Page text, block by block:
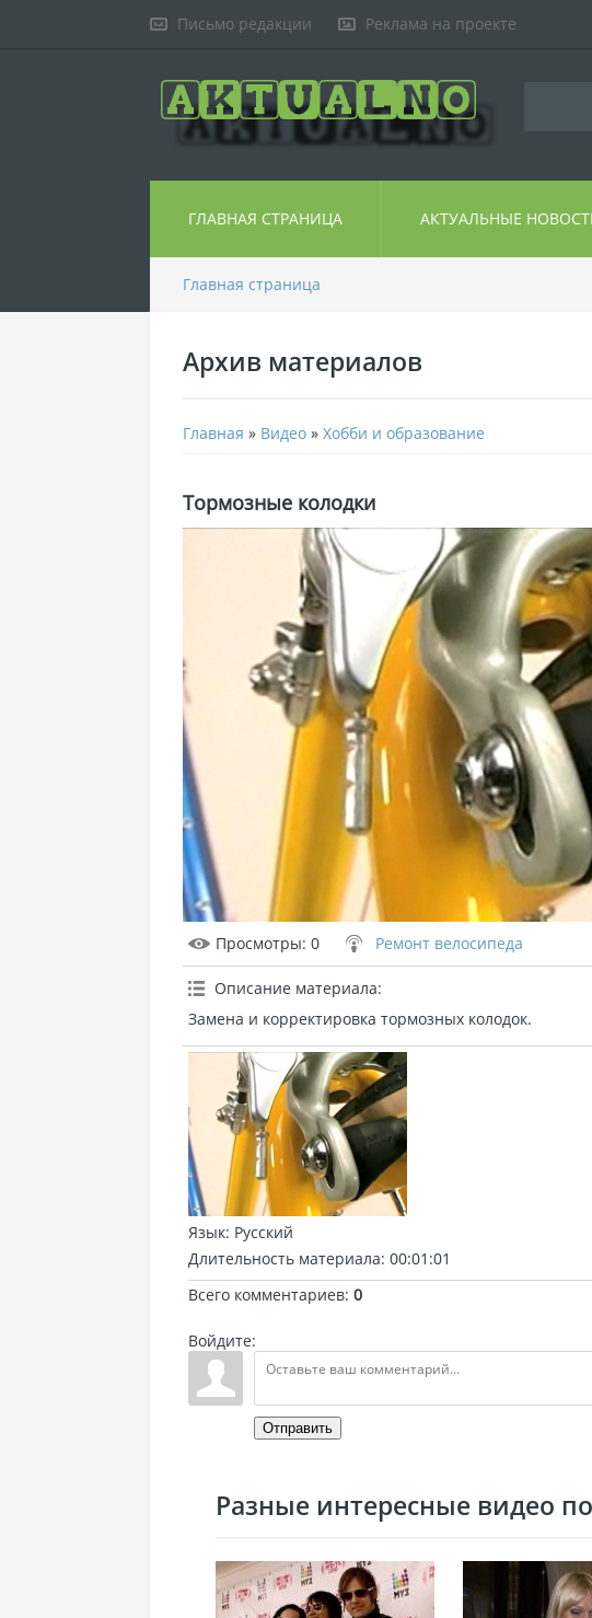
Письмо редакции Реклама на проекте
ГЛАВНАЯ СТРАНИЦА АКТУАЛЬНЫЕ
Главная страница
Архив материалов
Главная » Видео » Хобби и образование
Тормозные колодки
Просмотры: 0 Ремонт велосипеда
Описание материала:
Замена и корректировка тормозных колодок.
Язык: Русский
Длительность материала: 00:01:01
Всего комментариев: 0
Войдите:
Отправить
Разные интересные видео